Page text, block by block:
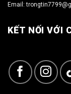
Email:
KẾT NỐI VỚI